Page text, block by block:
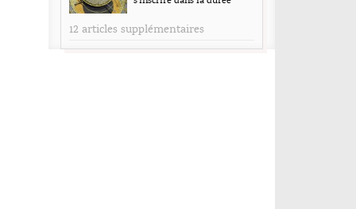
argument n’en est pas un).
12 articles supplémentaires